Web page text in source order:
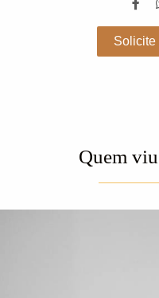
Solicite
Quem